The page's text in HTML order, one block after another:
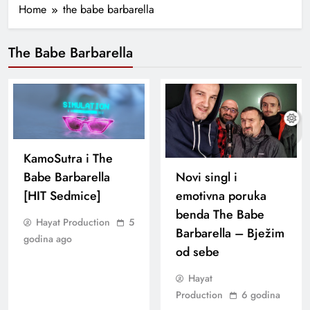
Home the babe barbarella
The Babe Barbarella
KamoSutra i The
Babe Barbarella
[HIT Sedmice]
Hayat Production
5
godina ago
Novi singl i
emotivna poruka
benda The Babe
Barbarella – Bježim
od sebe
Hayat
Production
6 godina